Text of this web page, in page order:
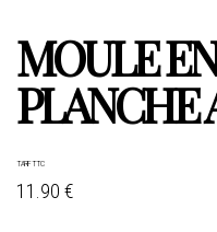
MOULE
PLANCHE
TARIF TTC
11.90 €